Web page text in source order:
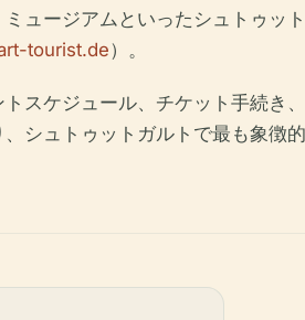
ュージアムといったシュトゥッ
tourist.de）。
スケジュール、チケット手続き
シュトゥットガルトで最も象徴